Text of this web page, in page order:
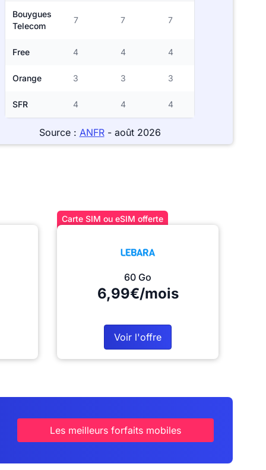
Bouygues
Telecom
7 7 7
Free 4 4 4
Orange 3 3 3
SFR 4 4 4
Source : ANFR- août 2026
Carte SIM ou eSIM offerte
60 Go
6,99€/mois
Voir l'offre
Les meilleurs forfaits mobiles